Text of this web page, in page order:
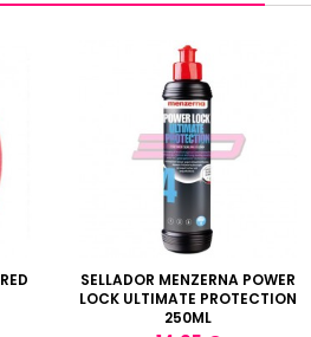
SELLADOR MENZERNA POWER
LOCK ULTIMATE PROTECTION
250ML